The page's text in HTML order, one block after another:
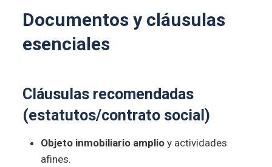
Documentos y cláusulas
esenciales
Cláusulas recomendadas
(estatutos/contrato social)
Objeto inmobiliario amplioy actividades
afines.